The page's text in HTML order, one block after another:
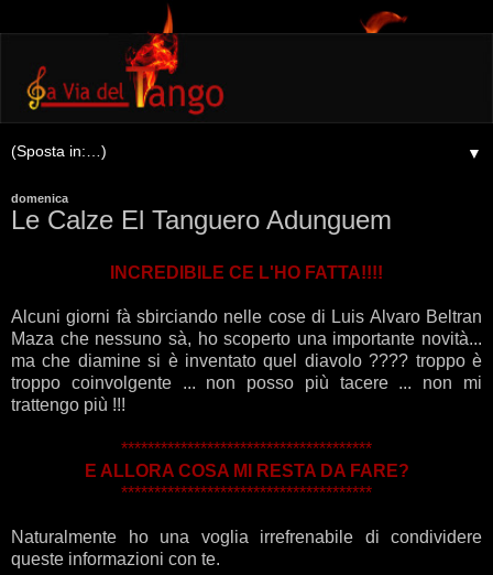
▼
domenica
Le Calze El Tanguero Adunguem
INCREDIBILE CE L'HO FATTA!!!!
Alcuni giorni fà sbirciando nelle cose di Luis Alvaro Beltran
Maza che nessuno sà, ho scoperto una importante novità...
ma che diamine si è inventato quel diavolo ???? troppo è
troppo coinvolgente ... non posso più tacere ... non mi
trattengo più !!!
**************************************
E ALLORA COSA MI RESTA DA FARE?
**************************************
Naturalmente ho una voglia irrefrenabile di condividere
queste informazioni con te.